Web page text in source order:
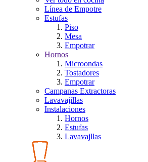
Línea de Empotre
Estufas
Piso
Mesa
Empotrar
Hornos
Microondas
Tostadores
Empotrar
Campanas Extractoras
Lavavajillas
Instalaciones
Hornos
Estufas
Lavavajllas